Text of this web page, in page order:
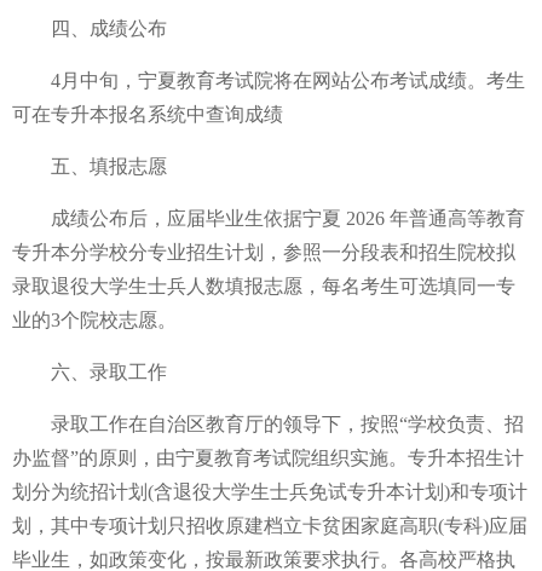
四、成绩公布
4月中旬，宁夏教育考试院将在网站公布考试成绩。考生
可在专升本报名系统中查询成绩
五、填报志愿
成绩公布后，应届毕业生依据宁夏 2026 年普通高等教育
专升本分学校分专业招生计划，参照一分段表和招生院校拟
录取退役大学生士兵人数填报志愿，每名考生可选填同一专
业的3个院校志愿。
六、录取工作
录取工作在自治区教育厅的领导下，按照“学校负责、招
办监督”的原则，由宁夏教育考试院组织实施。专升本招生计
划分为统招计划(含退役大学生士兵免试专升本计划)和专项计
划，其中专项计划只招收原建档立卡贫困家庭高职(专科)应届
毕业生，如政策变化，按最新政策要求执行。各高校严格执